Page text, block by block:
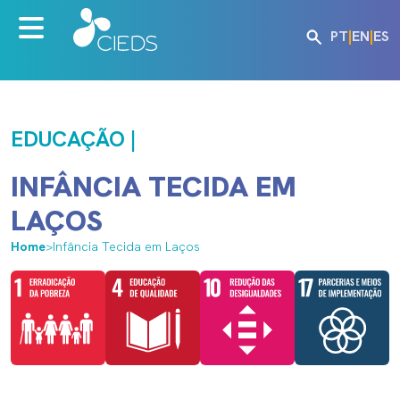
PT|EN|ES
EDUCAÇÃO |
INFÂNCIA TECIDA EM
LAÇOS
Home>Infância Tecida em Laços